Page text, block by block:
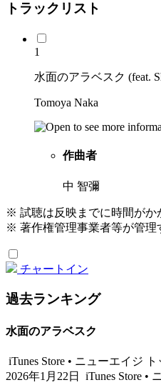
トラックリスト
1
水面のアラベスク (feat.
Tomoya Naka
作曲者
中 智彌
※ 試聴は反映までに時間がか
※ 著作権管理事業者等が管理
チャートイン
過去ランキング
水面のアラベスク
iTunes Store • ニューエイジ
2026年1月22日
iTunes Store •